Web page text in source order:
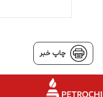
چاپ خبر